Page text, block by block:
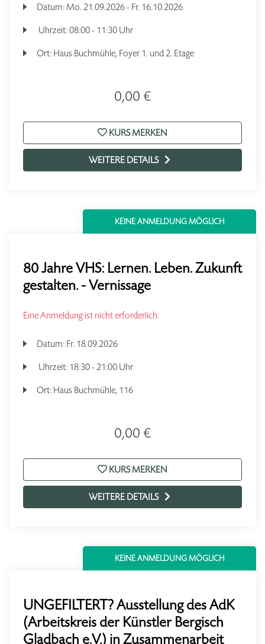
Datum: Mo. 21.09.2026 - Fr. 16.10.2026
Uhrzeit:08:00 - 11:30 Uhr
Ort: Haus Buchmühle, Foyer 1. und 2. Etage
0,00 €
KURS MERKEN
WEITERE DETAILS
KEINE ANMELDUNG MÖGLICH
80 Jahre VHS: Lernen. Leben. Zukunft
gestalten. - Vernissage
Eine Anmeldung ist nicht erforderlich.
Datum: Fr. 18.09.2026
Uhrzeit: 18:30 - 21:00 Uhr
Ort: Haus Buchmühle, 116
0,00 €
KURS MERKEN
WEITERE DETAILS
KEINE ANMELDUNG MÖGLICH
UNGEFILTERT? Ausstellung des AdK
(Arbeitskreis der Künstler Bergisch
Gladbach e.V.) in Zusammenarbeit